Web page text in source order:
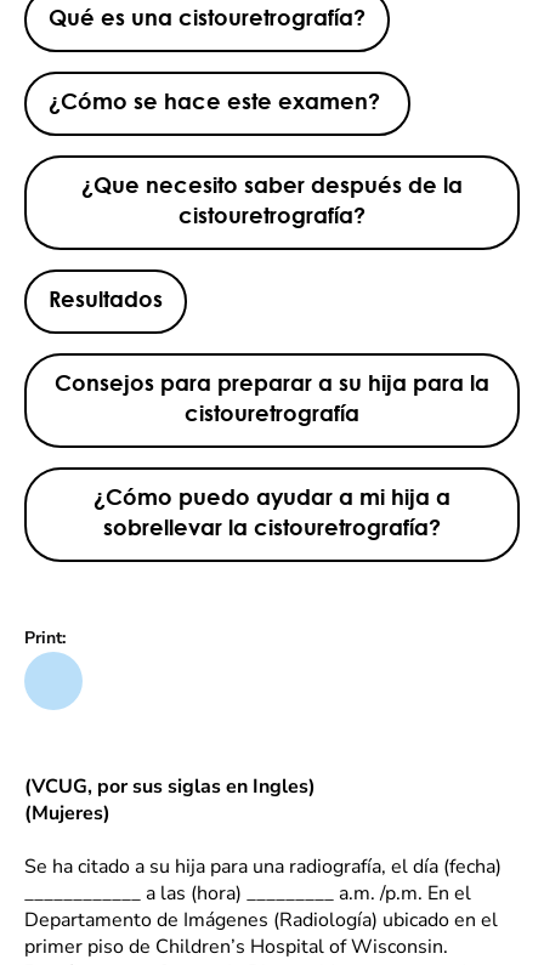
Qué es una cistouretrografía?
¿Cómo se hace este examen?
¿Que necesito saber después de la
cistouretrografía?
Resultados
Consejos para preparar a su hija para la
cistouretrografía
¿Cómo puedo ayudar a mi hija a
sobrellevar la cistouretrografía?
Print:
(VCUG, por sus siglas en Ingles)
(Mujeres)
Se ha citado a su hija para una radiografía, el día (fecha)
____________ a las (hora) _________ a.m. /p.m. En el
Departamento de Imágenes (Radiología) ubicado en el
primer piso de Children’s Hospital of Wisconsin.